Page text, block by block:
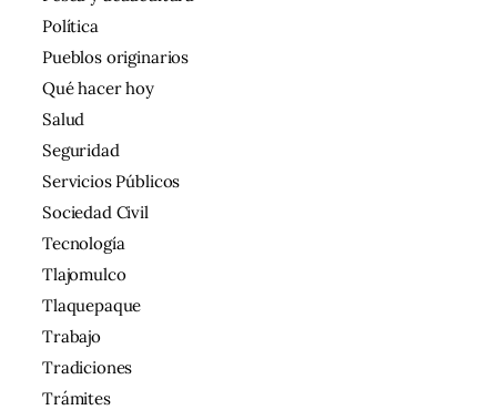
Política
Pueblos originarios
Qué hacer hoy
Salud
Seguridad
Servicios Públicos
Sociedad Civil
Tecnología
Tlajomulco
Tlaquepaque
Trabajo
Tradiciones
Trámites